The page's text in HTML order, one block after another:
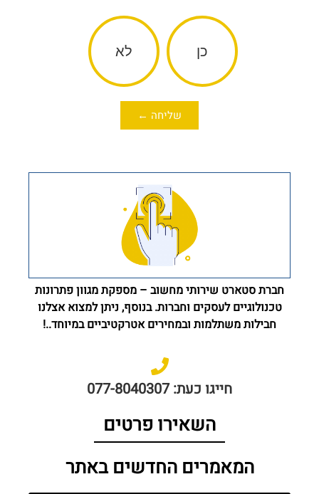
כן לא
שליחה ←
חברת סטארט שירותי מחשוב – מספקת מגוון פתרונות
טכנולוגיים לעסקים וחברות. בנוסף, ניתן למצוא אצלנו
חבילות משתלמות ובמחירים אטרקטיביים במיוחד..!
חייגו כעת: 077-8040307
השאירו פרטים
המאמרים החדשים באתר